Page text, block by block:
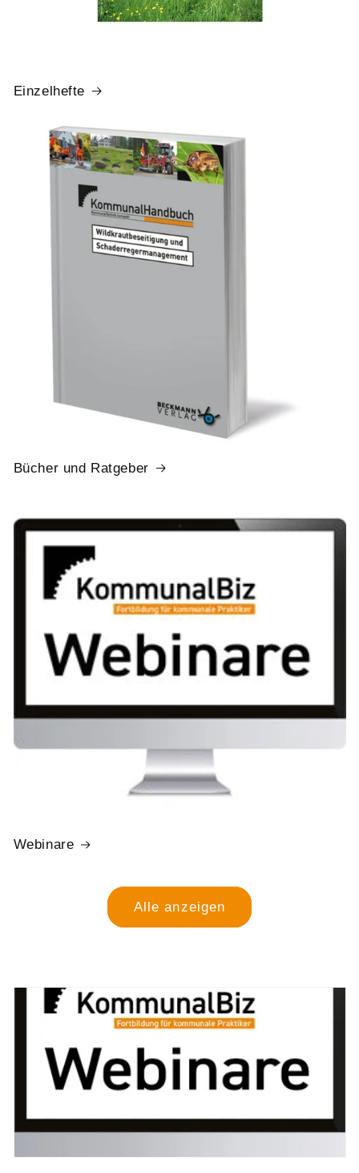
Einzelhefte
Bücher und Ratgeber
Webinare
Alle anzeigen